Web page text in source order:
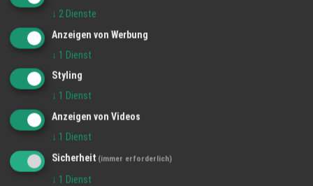
Flächen. Auf dem Schmiederhof erleben Sie
eingebunden in die Umgebung arbeitet. Ihre
Familie vom Hofladen Schmiederhof
35° / 21°
↓ 2 Dienste
Anzeigen von Werbung
↓ 1 Dienst
Styling
↓ 1 Dienst
Anzeigen von Videos
↓ 1 Dienst
Sicherheit (immer erforderlich)
↓ 1 Dienst